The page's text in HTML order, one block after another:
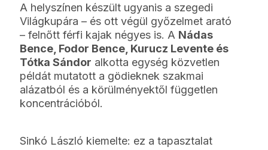
A helyszínen készült ugyanis a szegedi
Világkupára – és ott végül győzelmet arató
– felnőtt férfi kajak négyes is. A Nádas
Bence, Fodor Bence, Kurucz Levente és
Tótka Sándor alkotta egység közvetlen
példát mutatott a gödieknek szakmai
alázatból és a körülményektől független
koncentrációból.
Sinkó László kiemelte: ez a tapasztalat